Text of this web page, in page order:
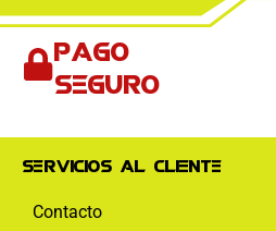
Pago
seguro
Servicios al cliente
Contacto